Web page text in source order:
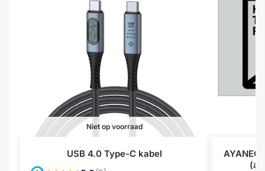
Niet op voorraad
USB 4.0 Type-C kabel